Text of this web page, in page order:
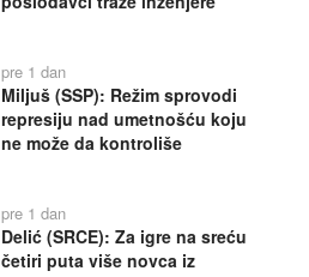
pre 1 dan
Miljuš (SSP): Režim sprovodi
represiju nad umetnošću koju
ne može da kontroliše
pre 1 dan
Delić (SRCE): Za igre na sreću
četiri puta više novca iz